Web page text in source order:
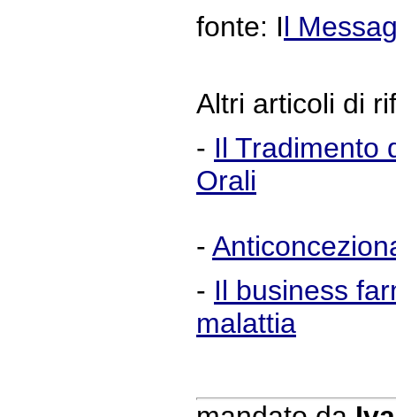
fonte: Il
Altri articoli di
- Il Tradimento
Orali
-
- Il business
malattia